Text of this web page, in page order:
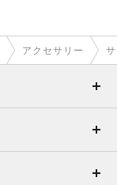
アクセサリー